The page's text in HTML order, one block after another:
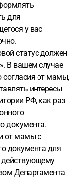
для
у вас
статус должен
В вашем случае
согласия от мамы,
интересы
РФ, как раз
документа.
от мамы с
документа для
действующему
Департамента